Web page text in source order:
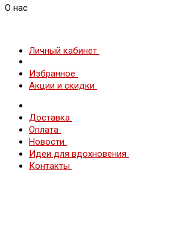
О нас
Личный кабинет
Избранное
Акции и скидки
Доставка
Оплата
Новости
Идеи для вдохновения
Контакты